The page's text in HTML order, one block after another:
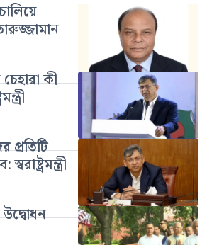
কী
প্রতিটি